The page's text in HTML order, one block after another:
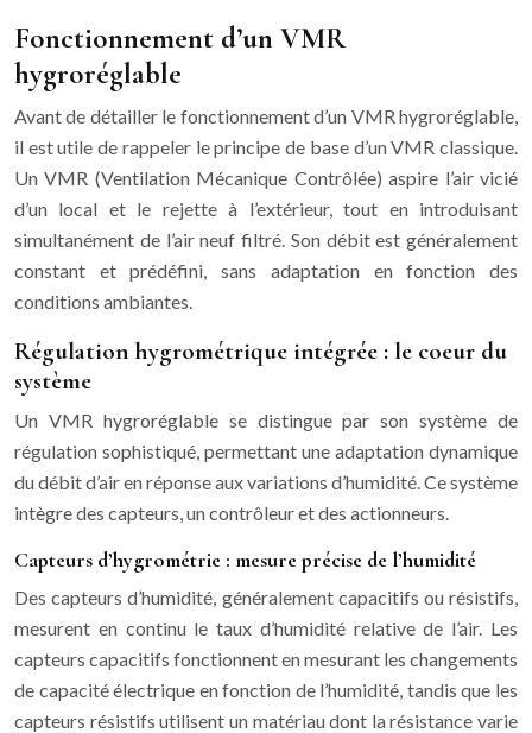
Fonctionnement d’un VMR
hygroréglable
Avant de détailler le fonctionnement d’un VMR hygroréglable,
il est utile de rappeler le principe de base d’un VMR classique.
Un VMR (Ventilation Mécanique Contrôlée) aspire l’air vicié
d’un local et le rejette à l’extérieur, tout en introduisant
simultanément de l’air neuf filtré. Son débit est généralement
constant et prédéfini, sans adaptation en fonction des
conditions ambiantes.
Régulation hygrométrique intégrée : le coeur du
système
Un VMR hygroréglable se distingue par son système de
régulation sophistiqué, permettant une adaptation dynamique
du débit d’air en réponse aux variations d’humidité. Ce système
intègre des capteurs, un contrôleur et des actionneurs.
Capteurs d’hygrométrie : mesure précise de l’humidité
Des capteurs d’humidité, généralement capacitifs ou résistifs,
mesurent en continu le taux d’humidité relative de l’air. Les
capteurs capacitifs fonctionnent en mesurant les changements
de capacité électrique en fonction de l’humidité, tandis que les
capteurs résistifs utilisent un matériau dont la résistance varie